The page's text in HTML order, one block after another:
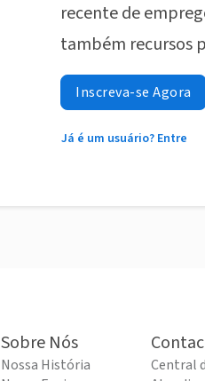
recente de
também recursos
Inscreva-se Agora
Já é um usuário? Entre
Sobre Nós
Nossa História
Central